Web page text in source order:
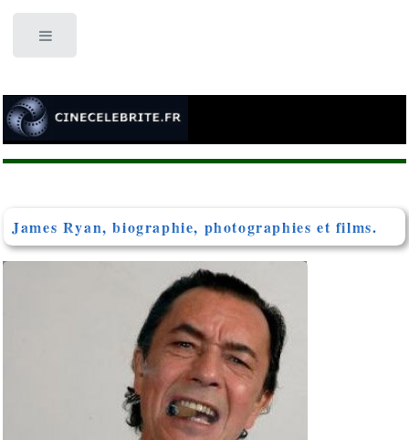
James Ryan, biographie, photographies et films.